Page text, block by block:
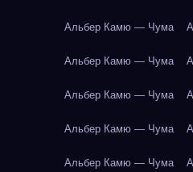
Альбер Камю — Чума
Альбер Камю — Чума
Альбер Камю — Чума
Альбер Камю — Чума
Альбер Камю — Чума